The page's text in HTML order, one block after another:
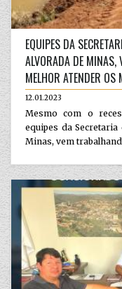
EQUIPES DA
ALVORADA DE MINAS,
MELHOR ATENDER OS
12.01.2023
Mesmo com o
equipes da
Minas, vem